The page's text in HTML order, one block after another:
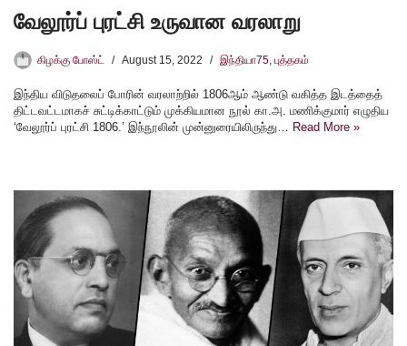
வேலூர்ப் புரட்சி உருவான வரலாறு
கிழக்கு போஸ்ட் August 15, 2022 இந்தியா75 புத்தகம்
இந்திய விடுதலைப் போரின் வரலாற்றில் 1806ஆம் ஆண்டு வகித்த இடத்தைத்
திட்டவட்டமாகச் சுட்டிக்காட்டும் முக்கியமான நூல் கா.அ. மணிக்குமார் எழுதிய
‘வேலூர்ப் புரட்சி 1806.’ இந்நூலின் முன்னுரையிலிருந்து… Read More »